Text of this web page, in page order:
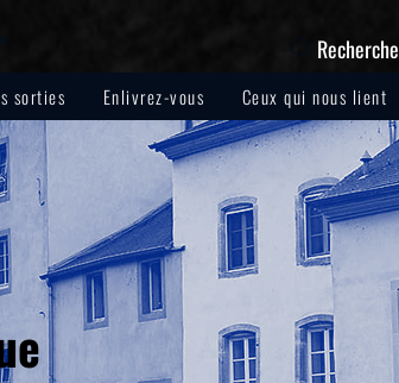
Recherche
sorties Enlivrez-vous Ceux qui nous lient